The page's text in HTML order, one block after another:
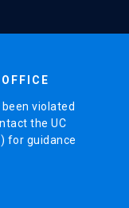
violated
the UC
for guidance